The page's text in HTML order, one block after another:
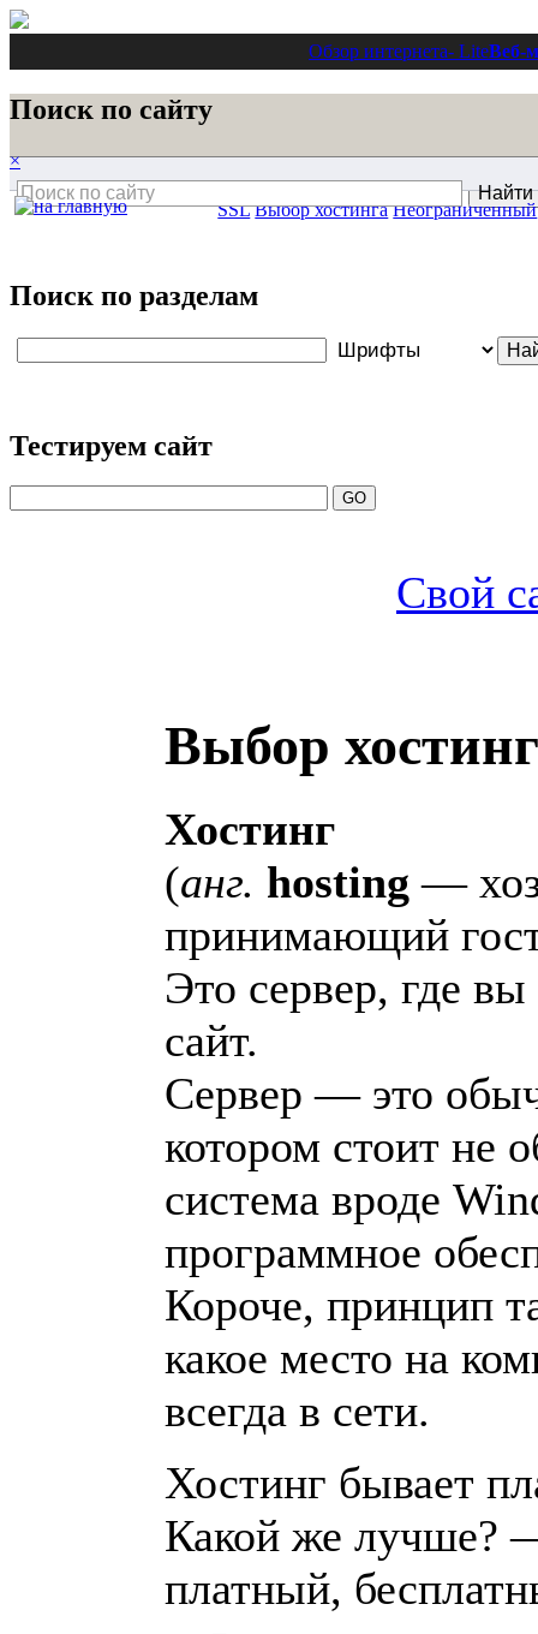
Обзор интернета- LiteВеб-
Поиск по сайту
×
Поиск по разделам
Тестируем сайт
Свой
SSL Выбор хостинга Неограниченный
Выбор
Хостинг
(анг. hosting —
принимающий
Это сервер, где
сайт.
Сервер — это
котором стоит не
система вроде
программное
Короче, принцип
какое место на
всегда в сети.
Хостинг бывает
Какой же лучше?
платный,